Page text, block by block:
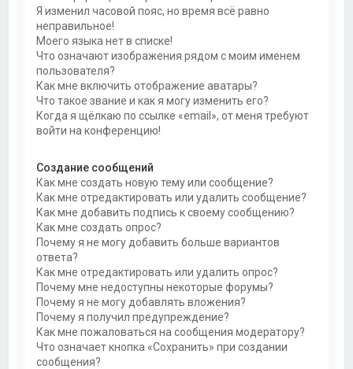
Я изменил часовой пояс, но время всё равно
неправильное!
Моего языка нет в списке!
Что означают изображения рядом с моим именем
пользователя?
Как мне включить отображение аватары?
Что такое звание и как я могу изменить его?
Когда я щёлкаю по ссылке «email», от меня требуют
войти на конференцию!
Создание сообщений
Как мне создать новую тему или сообщение?
Как мне отредактировать или удалить сообщение?
Как мне добавить подпись к своему сообщению?
Как мне создать опрос?
Почему я не могу добавить больше вариантов
ответа?
Как мне отредактировать или удалить опрос?
Почему мне недоступны некоторые форумы?
Почему я не могу добавлять вложения?
Почему я получил предупреждение?
Как мне пожаловаться на сообщения модератору?
Что означает кнопка «Сохранить» при создании
сообщения?